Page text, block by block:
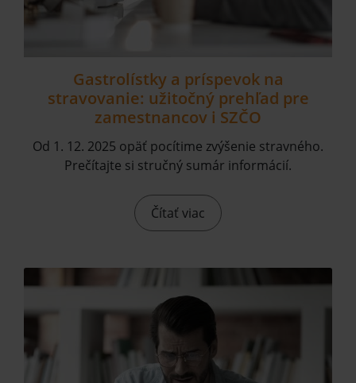
Gastrolístky a príspevok na
stravovanie: užitočný prehľad pre
zamestnancov i SZČO
Od 1. 12. 2025 opäť pocítime zvýšenie stravného.
Prečítajte si stručný sumár informácií.
Čítať viac